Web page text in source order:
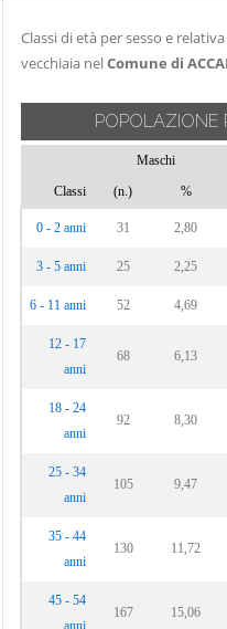
Classi di età per sesso e
vecchiaia nelComune di
POPOLAZIONE
Maschi
Classi
(n.) %
0 - 2 anni 31 2,80
3 - 5 anni 25 2,25
6 - 11 anni 52 4,69
12 - 17
anni
68 6,13
18 - 24
anni
92 8,30
25 - 34
anni
105 9,47
35 - 44
anni
130 11,72
45 - 54
anni
167 15,06